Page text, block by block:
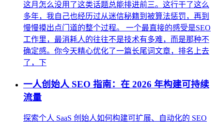
这月怎么没用了这类话题总能排进前三。这行干了这么
多年，我自己也经历过从迷信秘籍到被算法惩罚，再到
慢慢摸出点门道的整个过程。 一个最直接的感受是SEO
工作里，最消耗人的往往不是技术有多难，而是那种不
确定感。你今天精心优化了一篇长尾词文章，排名上去
了，下
一人创始人 SEO 指南：在 2026 年构建可持续
流量
探索个人 SaaS 创始人如何构建可扩展、自动化的 SEO